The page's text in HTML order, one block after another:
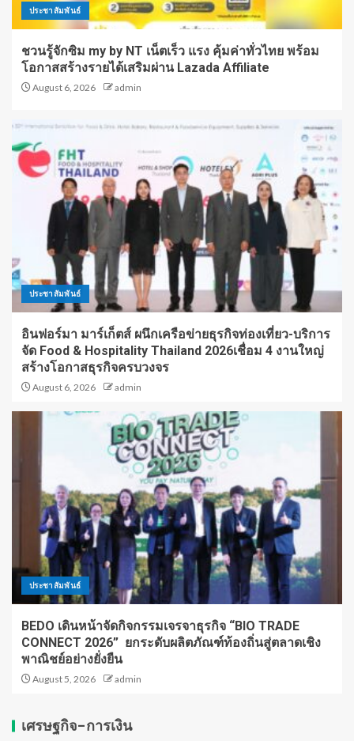
ประชาสัมพันธ์
ชวนรู้จักซิม my by NT เน็ตเร็ว แรง คุ้มค่าทั่วไทย พร้อม
โอกาสสร้างรายได้เสริมผ่าน Lazada Affiliate
August 6, 2026 admin
ประชาสัมพันธ์
อินฟอร์มา มาร์เก็ตส์ ผนึกเครือข่ายธุรกิจท่องเที่ยว-บริการ
จัด Food & Hospitality Thailand 2026เชื่อม 4 งานใหญ่
สร้างโอกาสธุรกิจครบวงจร
August 6, 2026 admin
ประชาสัมพันธ์
BEDO เดินหน้าจัดกิจกรรมเจรจาธุรกิจ “BIO TRADE
CONNECT 2026” ยกระดับผลิตภัณฑ์ท้องถิ่นสู่ตลาดเชิง
พาณิชย์อย่างยั่งยืน
August 5, 2026 admin
เศรษฐกิจ-การเงิน